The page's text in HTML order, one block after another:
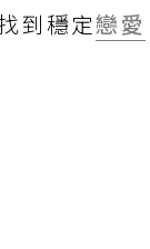
到穩定戀愛